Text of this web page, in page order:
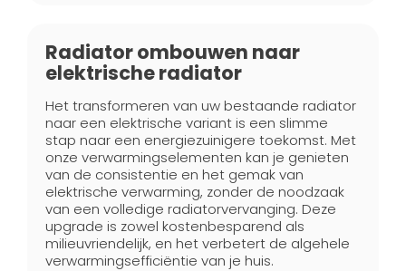
Radiator ombouwen naar
elektrische radiator
Het transformeren van uw bestaande radiator
naar een elektrische variant is een slimme
stap naar een energiezuinigere toekomst. Met
onze verwarmingselementen kan je genieten
van de consistentie en het gemak van
elektrische verwarming, zonder de noodzaak
van een volledige radiatorvervanging. Deze
upgrade is zowel kostenbesparend als
milieuvriendelijk, en het verbetert de algehele
verwarmingsefficiëntie van je huis.